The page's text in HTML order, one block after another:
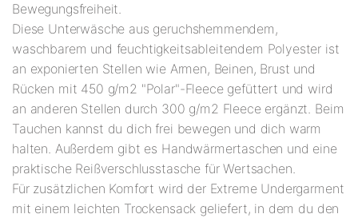
Bewegungsfreiheit.
Diese Unterwäsche aus geruchshemmendem,
waschbarem und feuchtigkeitsableitendem Polyester ist
an exponierten Stellen wie Armen, Beinen, Brust und
Rücken mit 450 g/m2 "Polar"-Fleece gefüttert und wird
an anderen Stellen durch 300 g/m2 Fleece ergänzt. Beim
Tauchen kannst du dich frei bewegen und dich warm
halten. Außerdem gibt es Handwärmertaschen und eine
praktische Reißverschlusstasche für Wertsachen.
Für zusätzlichen Komfort wird der Extreme Undergarment
mit einem leichten Trockensack geliefert, in dem du den